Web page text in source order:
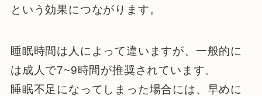
という効果につながります。
睡眠時間は人によって違いますが、一般的に
は成人で7~9時間が推奨されています。
睡眠不足になってしまった場合には、早めに